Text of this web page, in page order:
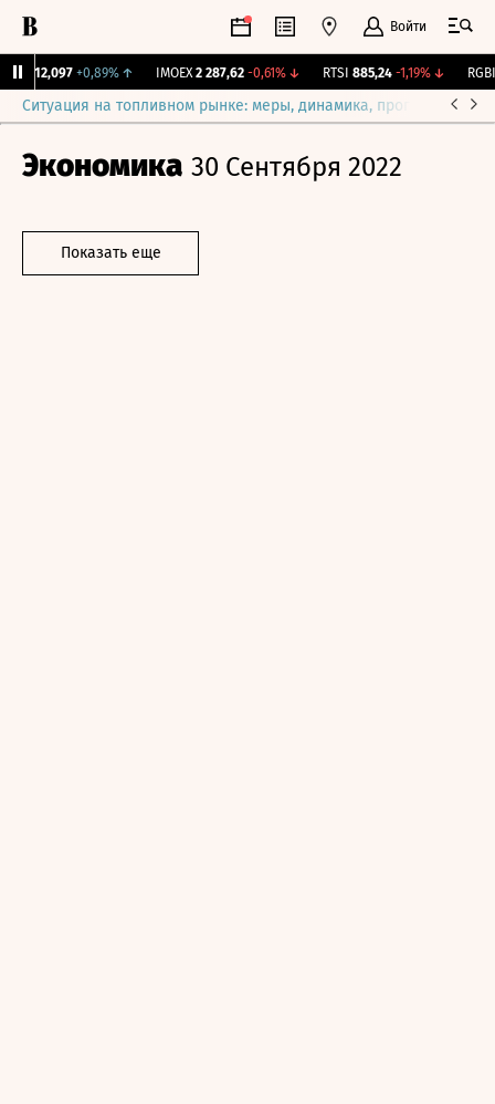
Войти
12,097 +0,89%↑ IMOEX 2 287,62 -0,61% ↓ RTSI 885,24 -1,19%↓ RGBI
Ситуация на топливном рынке: меры, динамика, прогнозы
Экономика 30 Сентября 2022
Показать еще